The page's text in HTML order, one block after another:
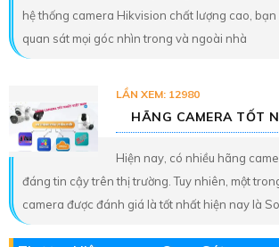
hệ thống camera Hikvision chất lượng cao, bạn
quan sát mọi góc nhìn trong và ngoài nhà
LẦN XEM: 12980
HÃNG CAMERA TỐT
Hiện nay, có nhiều hãng
đáng tin cậy trên thị trường. Tuy nhiên, một
camera được đánh giá là tốt nhất hiện nay là